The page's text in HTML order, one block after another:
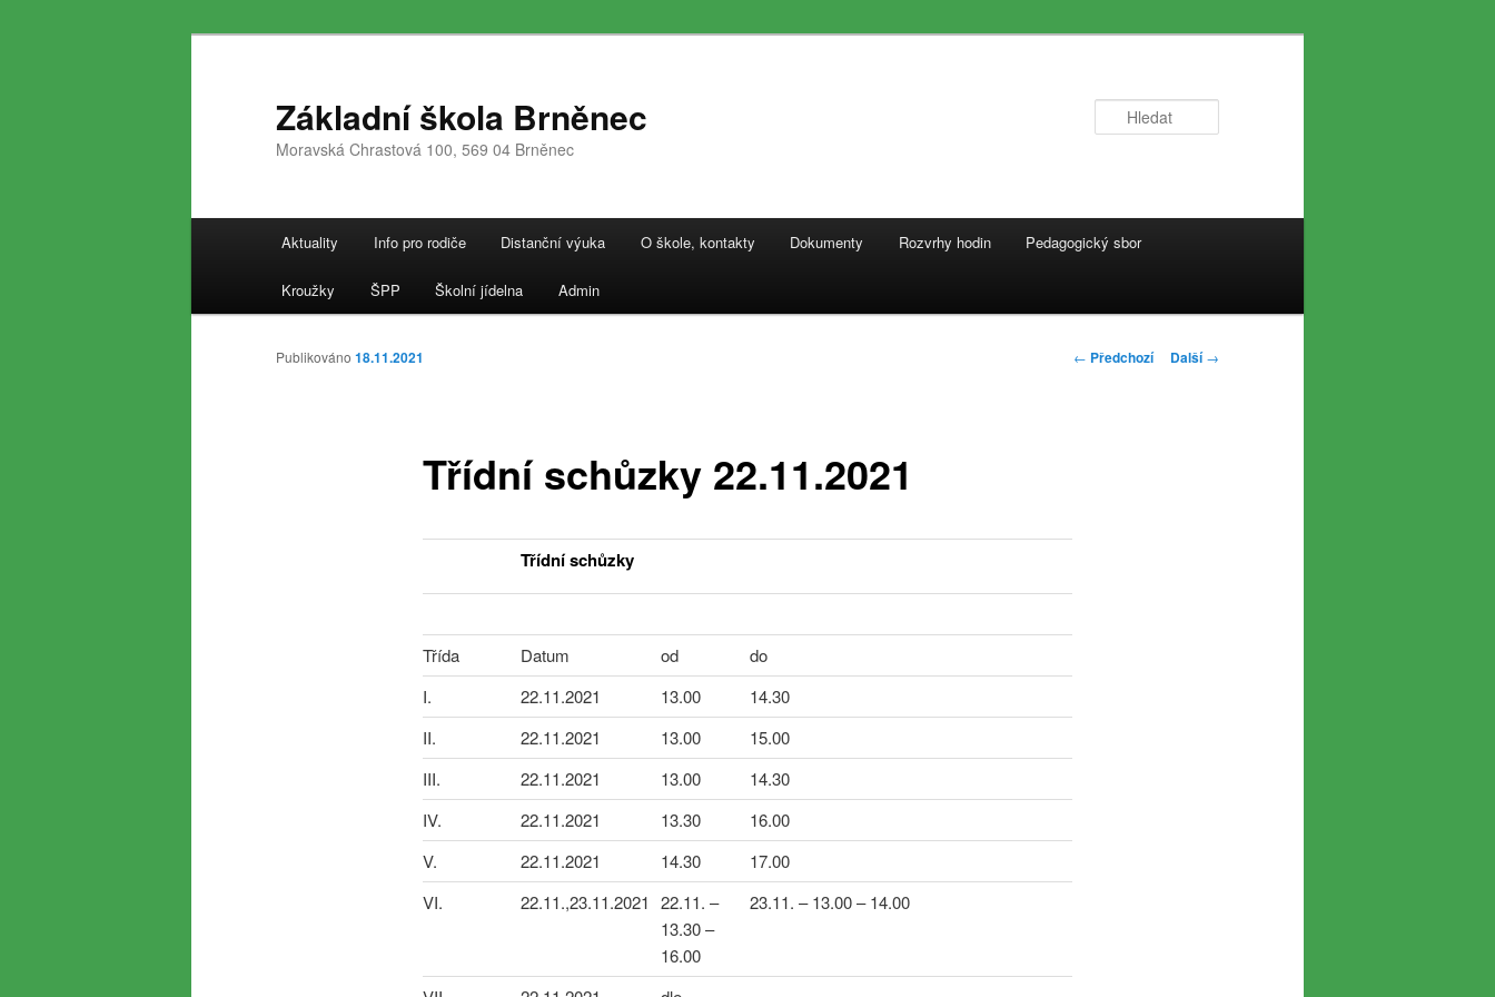
Základní škola Brněnec
Moravská Chrastová 100, 569 04 Brněnec
Aktuality Info pro rodiče Distanční výuka O škole, kontakty Dokumenty Rozvrhy hodin Pedagogický sbor
Kroužky ŠPP Školní jídelna Admin
Navigace
← Předchozí Další→
Třídní schůzky 22.11.2021
Publikováno 18.11.2021
Třídní schůzky
Třída Datum od
do
I.
22.11.2021 13.00
14.30
II.
22.11.2021 13.00
15.00
III.
22.11.2021 13.00
14.30
IV.
22.11.2021 13.30
16.00
V.
22.11.2021 14.30
17.00
VI.
22.11.,23.11.2021 22.11. –
13.30 –
16.00
23.11. – 13.00 – 14.00